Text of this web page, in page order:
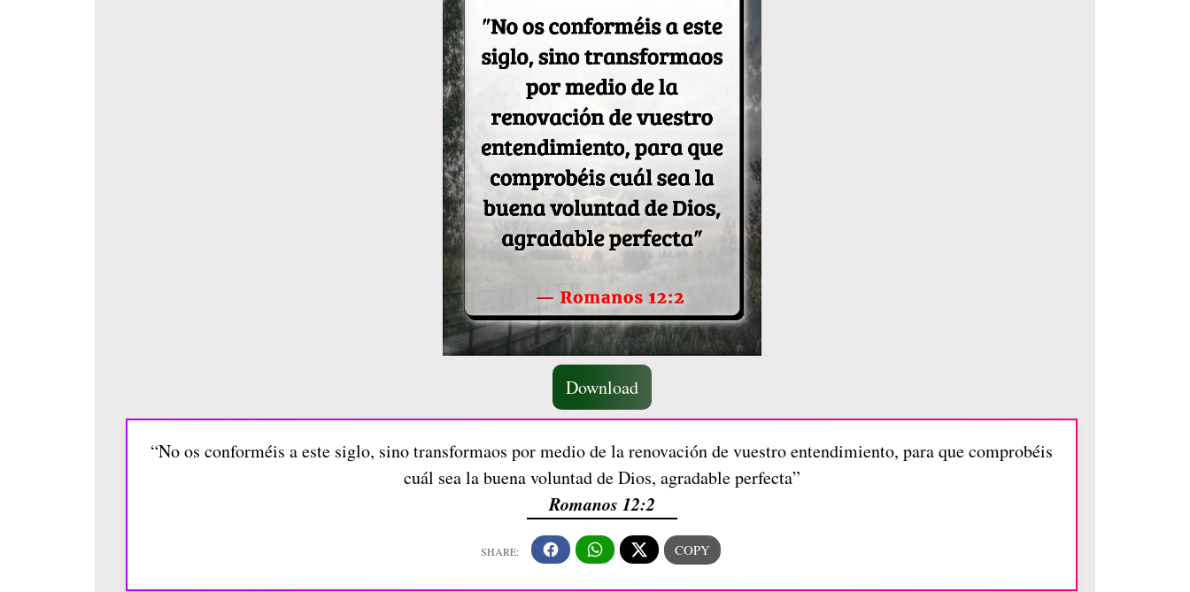
Download
“No os conforméis a este siglo, sino transformaos por medio de la renovación de vuestro entendimiento, para que comprobéis
cuál sea la buena voluntad de Dios, agradable perfecta”
Romanos 12:2